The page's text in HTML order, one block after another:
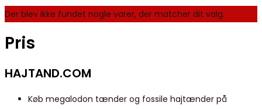
Der blev ikke fundet nogle varer, der matcher dit valg.
Pris
HAJTAND.COM
Køb megalodon tænder og fossile hajtænder på